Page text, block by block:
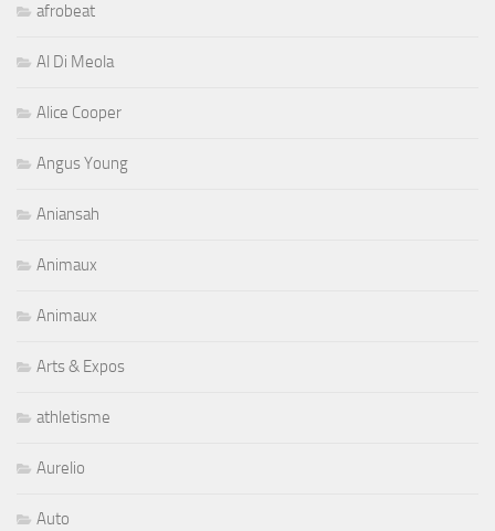
afrobeat
Al Di Meola
Alice Cooper
Angus Young
Aniansah
Animaux
Animaux
Arts & Expos
athletisme
Aurelio
Auto